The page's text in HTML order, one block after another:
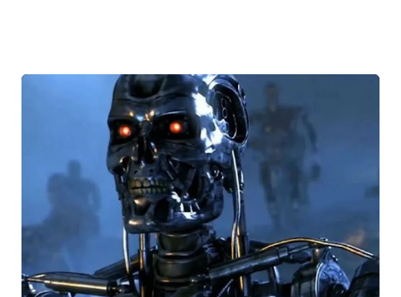
todas as manifestações, sem exceções ou condicionantes,
exatamente para proteger o livre exercício do mandato
parlamentar. Essa imunidade não é privilégio pessoal, mas
garantia institucional do regime democrático. Ela permite que
senadores e deputados debatem temas nacionais sem medo
de retaliação judicial, inclusive fora do plenário, desde que no
exercício da função. Diante da literalidade do texto
constitucional, a abertur...